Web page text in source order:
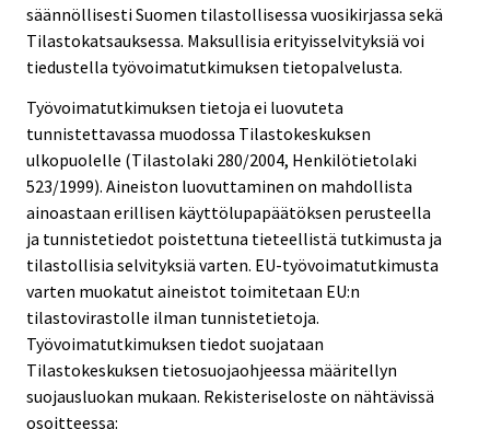
säännöllisesti Suomen tilastollisessa vuosikirjassa sekä
Tilastokatsauksessa. Maksullisia erityisselvityksiä voi
tiedustella työvoimatutkimuksen tietopalvelusta.
Työvoimatutkimuksen tietoja ei luovuteta
tunnistettavassa muodossa Tilastokeskuksen
ulkopuolelle (Tilastolaki 280/2004, Henkilötietolaki
523/1999). Aineiston luovuttaminen on mahdollista
ainoastaan erillisen käyttölupapäätöksen perusteella
ja tunnistetiedot poistettuna tieteellistä tutkimusta ja
tilastollisia selvityksiä varten. EU-työvoimatutkimusta
varten muokatut aineistot toimitetaan EU:n
tilastovirastolle ilman tunnistetietoja.
Työvoimatutkimuksen tiedot suojataan
Tilastokeskuksen tietosuojaohjeessa määritellyn
suojausluokan mukaan. Rekisteriseloste on nähtävissä
osoitteessa: